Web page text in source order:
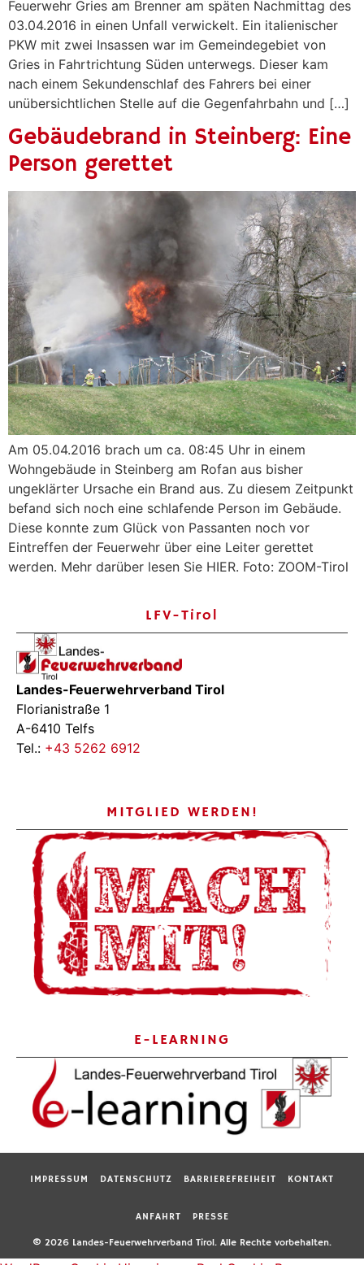
Feuerwehr Gries am Brenner am späten Nachmittag des
03.04.2016 in einen Unfall verwickelt. Ein italienischer
PKW mit zwei Insassen war im Gemeindegebiet von
Gries in Fahrtrichtung Süden unterwegs. Dieser kam
nach einem Sekundenschlaf des Fahrers bei einer
unübersichtlichen Stelle auf die Gegenfahrbahn und […]
Gebäudebrand in Steinberg: Eine
Person gerettet
Am 05.04.2016 brach um ca. 08:45 Uhr in einem
Wohngebäude in Steinberg am Rofan aus bisher
ungeklärter Ursache ein Brand aus. Zu diesem Zeitpunkt
befand sich noch eine schlafende Person im Gebäude.
Diese konnte zum Glück von Passanten noch vor
Eintreffen der Feuerwehr über eine Leiter gerettet
werden. Mehr darüber lesen Sie HIER. Foto: ZOOM-Tirol
LFV-Tirol
Landes-Feuerwehrverband Tirol
Florianistraße 1
A-6410 Telfs
Tel.: +43 5262 6912
MITGLIED WERDEN!
E-LEARNING
IMPRESSUM DATENSCHUTZ BARRIEREFREIHEIT KONTAKT
ANFAHRT PRESSE
© 2026 Landes-Feuerwehrverband Tirol. Alle Rechte vorbehalten.